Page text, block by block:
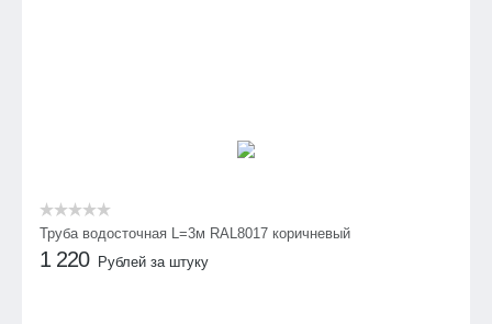
Труба водосточная L=3м RAL8017 коричневый
1 220 Рублей за штуку